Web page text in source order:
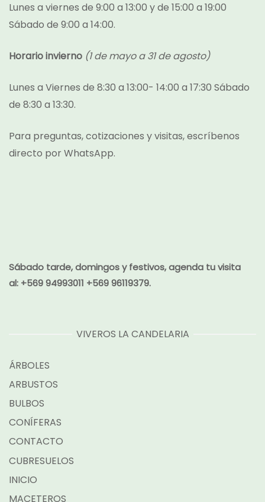
Lunes a viernes de 9:00 a 13:00 y de 15:00 a 19:00
Sábado de 9:00 a 14:00.
Horario invierno (1 de mayo a 31 de agosto)
Lunes a Viernes de 8:30 a 13:00- 14:00 a 17:30 Sábado
de 8:30 a 13:30.
Para preguntas, cotizaciones y visitas, escríbenos
directo porWhatsApp.
Sábado tarde, domingos y festivos, agenda tu visita
al: +569 94993011 +569 96119379.
VIVEROS LA CANDELARIA
ÁRBOLES
ARBUSTOS
BULBOS
CONÍFERAS
CONTACTO
CUBRESUELOS
INICIO
MACETEROS